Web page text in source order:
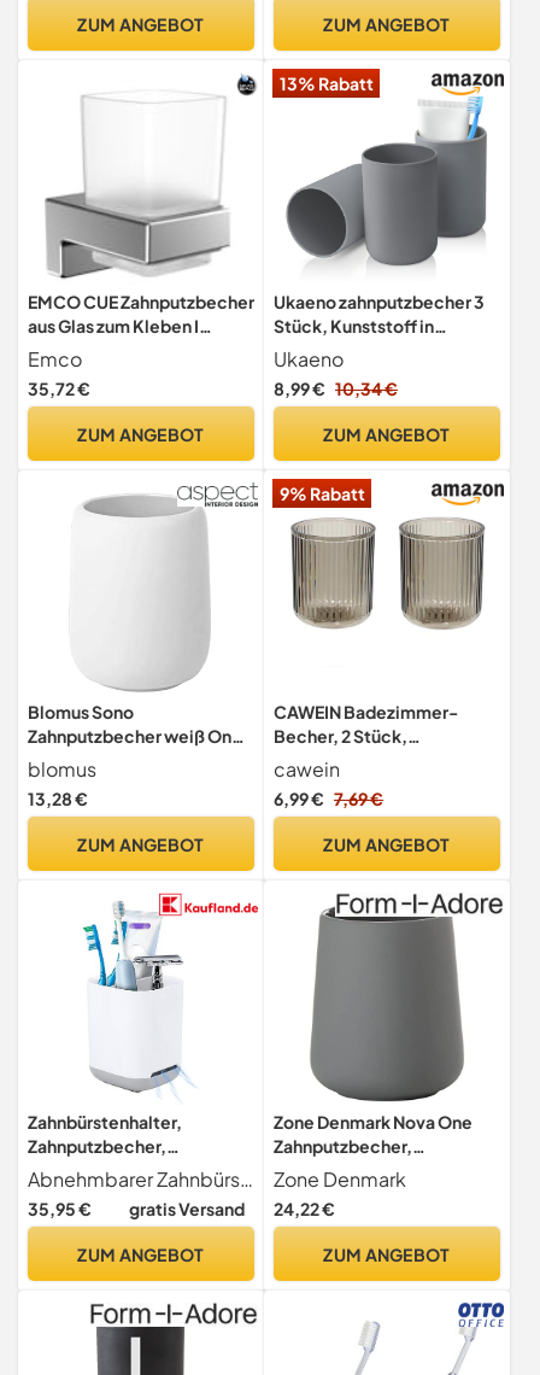
ZUM ANGEBOT ZUM ANGEBOT
EMCO CUE Zahnputzbecher
aus Glas zum Kleben I
Zahnbürstenhalter ohne
Schrauben I Zahnputzglas
aus Metall und Kristallglas
Emco
35,72 €
ZUM ANGEBOT
13% Rabatt
Ukaeno zahnputzbecher 3
Stück, Kunststoff in
Lebensmittelqualität,
absolut bruchsicher (Grau)
Ukaeno
8,99 € 10,34 €
ZUM ANGEBOT
Blomus Sono
Zahnputzbecher weiß One
Size
blomus
13,28 €
ZUM ANGEBOT
9% Rabatt
CAWEIN Badezimmer-
Becher, 2 Stück,
unzerbrechlicher
Zahnbürstenbecher,
spülmaschinenfest, Grau
cawein
6,99 € 7,69 €
ZUM ANGEBOT
Zahnbürstenhalter,
Zahnputzbecher,
Abnehmbarer
Zahnbürstenhalter
Kunststoff, Toothbrush
Elektrischer
Abflussloch, 2
Zahnbürstenfächer+1
Aufbewahrungsschlitz
Abnehmbarer Zahnbürstenhalter Dieser Zahnbürstenhalter ist abnehmbar und kann leicht in drei Teile zerlegt werden den Becherkörper, den Becherboden und den Klappe. Im Boden befindet sich ein Abflussloch, durch das das Wasser bei Bedarf abfließen kann, damit er schnell trocknet.
35,95 € gratis Versand
ZUM ANGEBOT
Zone Denmark Nova One
Zahnputzbecher,
Zahnbürstenbecher aus
Keramik mit Soft Touch-
Beschichtung, Durchm. 8
Zone Denmark
24,22 €
ZUM ANGEBOT